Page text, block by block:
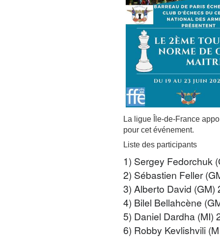
La ligue Île-de-France
pour cet événement.
Liste des participants
1) Sergey Fedorchuk
2) Sébastien Feller
3) Alberto David (GM)
4) Bilel Bellahcène
5) Daniel Dardha (MI)
6) Robby Kevlishvili